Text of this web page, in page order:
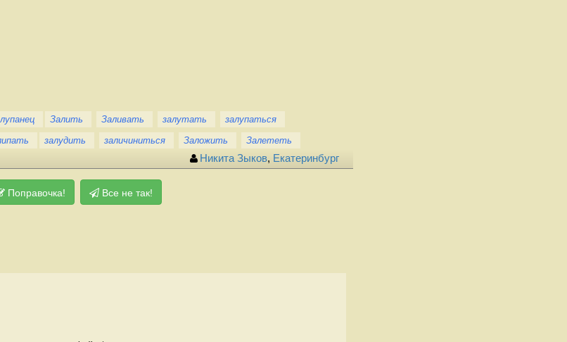
Залить Заливать залутать
залупаться
залудить заличиниться Заложить Залететь
Никита Зыков, Екатеринбург
Поправочка! Все не так!